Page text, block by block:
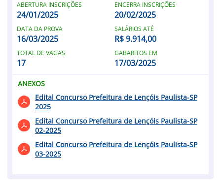
ABERTURA INSCRIÇÕES
24/01/2025
ENCERRA INSCRIÇÕES
20/02/2025
DATA DA PROVA
16/03/2025
SALÁRIOS ATÉ
R$ 9.914,00
TOTAL DE VAGAS
17
GABARITOS EM
17/03/2025
ANEXOS
Edital Concurso Prefeitura de Lençóis Paulista-SP
2025
Edital Concurso Prefeitura de Lençóis Paulista-SP
02-2025
Edital Concurso Prefeitura de Lençóis Paulista-SP
03-2025